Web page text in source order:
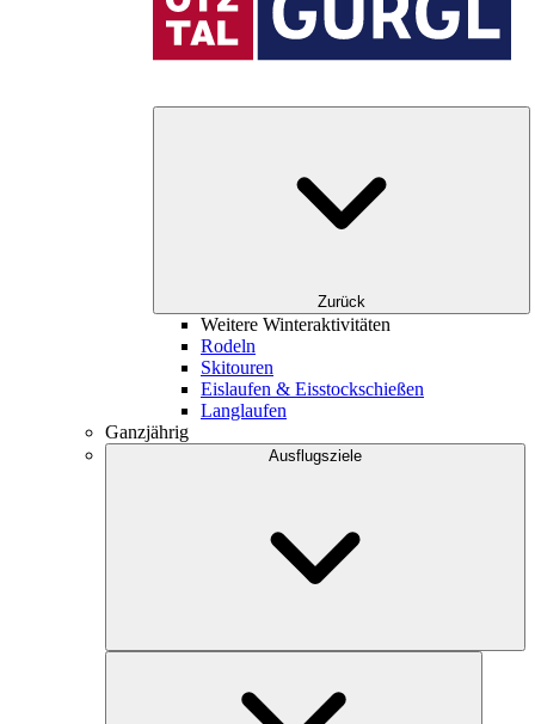
Zurück
Weitere Winteraktivitäten
Rodeln
Skitouren
Eislaufen & Eisstockschießen
Langlaufen
Ganzjährig
Ausflugsziele